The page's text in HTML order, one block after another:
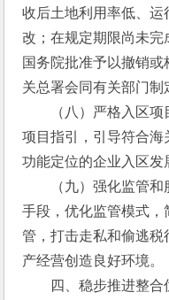
收后土地利用率低、
改；在规定期限尚未
国务院批准予以撤销
关总署会同有关部门制
（八）严格入区项
项目指引，引导符合
功能定位的企业入区发
（九）强化监管和
手段，优化监管模式
管，打击走私和偷逃
产经营创造良好环境。
四、稳步推进整合